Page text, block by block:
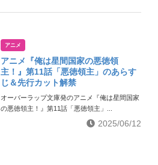
アニメ
アニメ『俺は星間国家の悪徳領
主！』第11話「悪徳領主」のあらす
じ＆先行カット解禁
オーバーラップ文庫発のアニメ『俺は星間国家
の悪徳領主！』第11話「悪徳領主」...
2025/06/12